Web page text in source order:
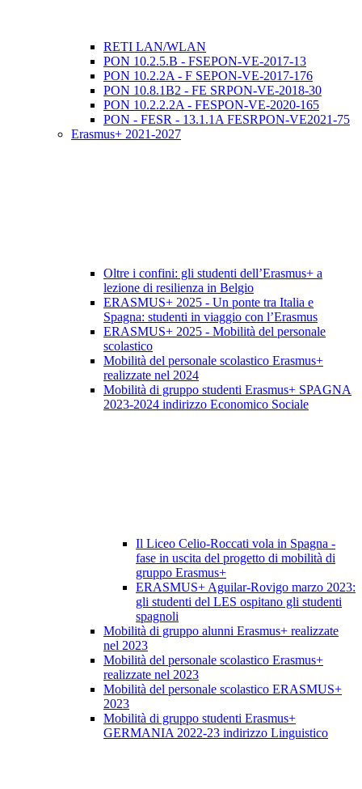
RETI LAN/WLAN
PON 10.2.5.B - FSEPON-VE-2017-13
PON 10.2.2A - F SEPON-VE-2017-176
PON 10.8.1B2 - FE SRPON-VE-2018-30
PON 10.2.2.2A - FESPON-VE-2020-165
PON - FESR - 13.1.1A FESRPON-VE2021-75
Erasmus+ 2021-2027
Oltre i confini: gli studenti dell’Erasmus+ a
lezione di resilienza in Belgio
ERASMUS+ 2025 - Un ponte tra Italia e
Spagna: studenti in viaggio con l’Erasmus
ERASMUS+ 2025 - Mobilità del personale
scolastico
Mobilità del personale scolastico Erasmus+
realizzate nel 2024
Mobilità di gruppo studenti Erasmus+ SPAGNA
2023-2024 indirizzo Economico Sociale
Il Liceo Celio-Roccati vola in Spagna -
fase in uscita del progetto di mobilità di
gruppo Erasmus+
ERASMUS+ Aguilar-Rovigo marzo 2023:
gli studenti del LES ospitano gli studenti
spagnoli
Mobilità di gruppo alunni Erasmus+ realizzate
nel 2023
Mobilità del personale scolastico Erasmus+
realizzate nel 2023
Mobilità del personale scolastico ERASMUS+
2023
Mobilità di gruppo studenti Erasmus+
GERMANIA 2022-23 indirizzo Linguistico